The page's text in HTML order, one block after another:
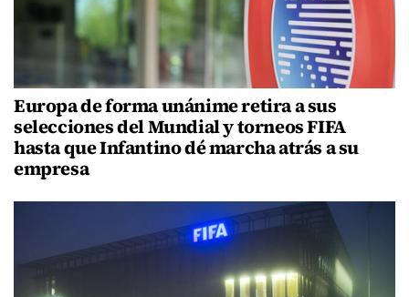
Europa de forma unánime retira a sus
selecciones del Mundial y torneos FIFA
hasta que Infantino dé marcha atrás a su
empresa